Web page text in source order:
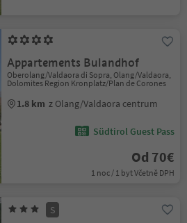
Appartements Bulandhof
Oberolang/Valdaora di Sopra, Olang/Valdaora,
Dolomites Region Kronplatz/Plan de Corones
1.8 km z Olang/Valdaora centrum
Südtirol Guest Pass
Od 70€
1 noc / 1 byt Včetně DPH
S